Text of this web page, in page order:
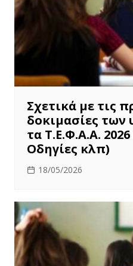
Σχετικά με τις
δοκιμασίες
τα Τ.Ε.Φ.Α.Α.
Οδηγίες κλπ)
18/05/2026